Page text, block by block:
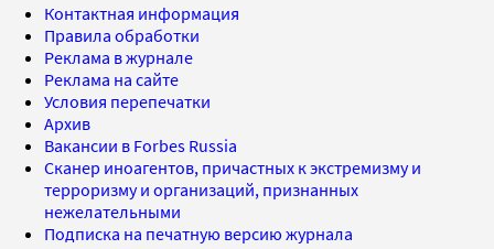
Контактная информация
Правила обработки
Реклама в журнале
Реклама на сайте
Условия перепечатки
Архив
Вакансии в Forbes Russia
Сканер иноагентов, причастных к экстремизму и
терроризму и организаций, признанных
нежелательными
Подписка на печатную версию журнала